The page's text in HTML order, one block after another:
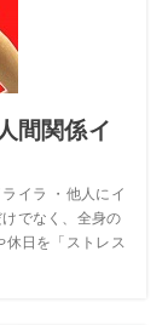
間関係イ
イラ ・他人にイ
でなく、全身の
日を「ストレス